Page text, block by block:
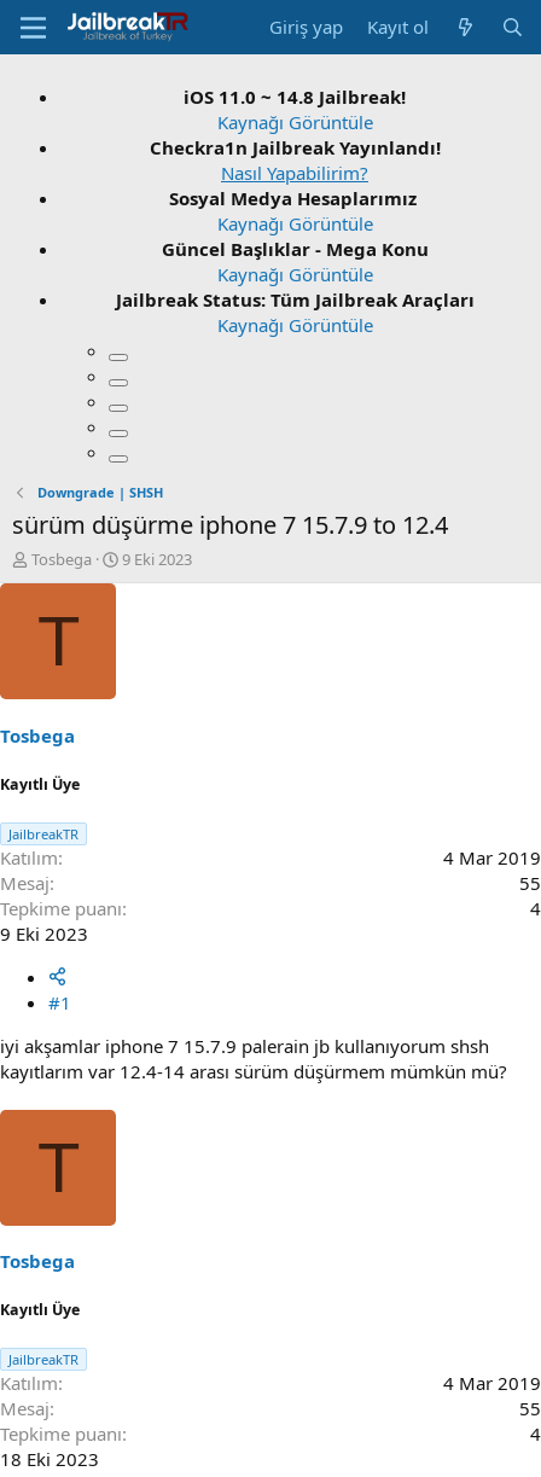
Giriş yap Kayıt ol
iOS 11.0 ~ 14.8 Jailbreak!
Kaynağı Görüntüle
Checkra1n Jailbreak Yayınlandı!
Nasıl Yapabilirim?
Sosyal Medya Hesaplarımız
Kaynağı Görüntüle
Güncel Başlıklar - Mega Konu
Kaynağı Görüntüle
Jailbreak Status: Tüm Jailbreak Araçları
Kaynağı Görüntüle
Downgrade | SHSH
sürüm düşürme iphone 7 15.7.9 to 12.4
K
o
u
b
Tosbega
B
a
9 Eki 2023
T
Tosbega
Kayıtlı Üye
JailbreakTR
Katılım
4 Mar 2019
Mesaj
55
Tepkime puanı
4
9 Eki 2023
#1
iyi akşamlar iphone 7 15.7.9 palerain jb kullanıyorum shsh
kayıtlarım var 12.4-14 arası sürüm düşürmem mümkün mü?
T
Tosbega
Kayıtlı Üye
JailbreakTR
Katılım
4 Mar 2019
Mesaj
55
Tepkime puanı
4
18 Eki 2023